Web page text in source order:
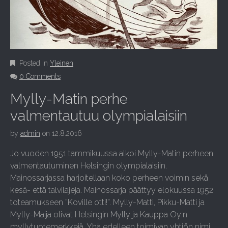
Posted in Yleinen
0 Comments
Mylly-Matin perhe
valmentautuu olympialaisiin
by admin on 12.8.2016
Jo vuoden 1951 tammikuussa alkoi Mylly-Matin perheen
valmentautuminen Helsingin olympialaisiin.
Mainossarjassa harjoitellaan koko perheen voimin sekä
kesä- että talvilajeja. Mainossarja päättyy elokuussa 1952
toteamukseen ”Koville otti!”. Mylly-Matti, Pikku-Matti ja
Mylly-Maija olivat Helsingin Mylly ja Kauppa Oy:n